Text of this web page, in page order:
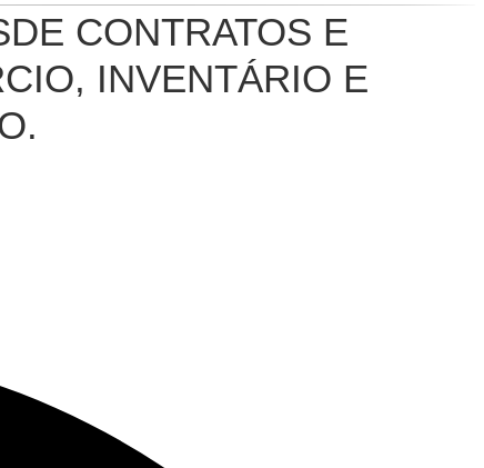
CONTRATOS E
INVENTÁRIO E